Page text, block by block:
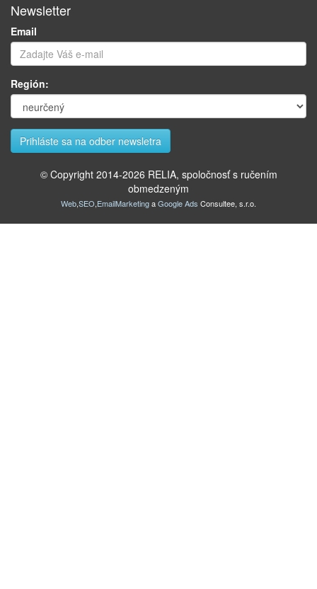
Newsletter
Email
Región:
© Copyright 2014-2026 RELIA, spoločnosť s ručením
obmedzeným
Web,SEO,EmailMarketingaGoogle Ads Consultee, s.r.o.